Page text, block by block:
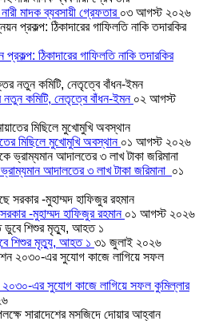
মাদক ব্যবসায়ী গ্রেফতার ০৩ আগস্ট ২০২৬
ঠিকাদারের গাফিলতি নাকি তদারকির
নতুন কমিটি, নেতৃত্বে বাঁধন-ইমন ০২ আগস্ট
মিছিলে মুখোমুখি অবস্থান ০১ আগস্ট ২০২৬
আদালতের ৩ লাখ টাকা জরিমানা ০১
-মুহাম্মদ হাফিজুর রহমান ০১ আগস্ট ২০২৬
শিশুর মৃত্যু, আহত ১ ৩১ জুলাই ২০২৬
২০৩০-এর সুযোগ কাজে লাগিয়ে সফল কুমিল্লার